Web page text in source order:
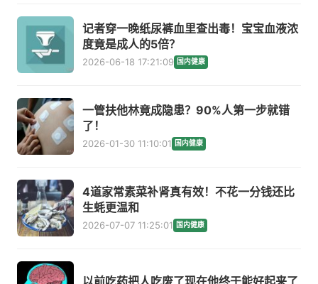
记者穿一晚纸尿裤血里查出毒！宝宝血液浓
度竟是成人的5倍？
2026-06-18 17:21:09 国内健康
一管扶他林竟成隐患？90%人第一步就错
了！
2026-01-30 11:10:01 国内健康
4道家常素菜补肾真有效！不花一分钱还比
生蚝更温和
2026-07-07 11:25:01 国内健康